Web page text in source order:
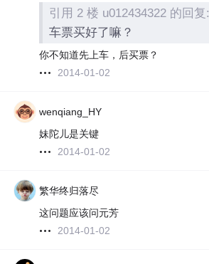
引用 2 楼 u012434322 的回复:
车票买好了嘛？
你不知道先上车，后买票？
2014-01-02
wenqiang_HY
妹陀儿是关键
2014-01-02
繁华终归落尽
这问题应该问元芳
2014-01-02